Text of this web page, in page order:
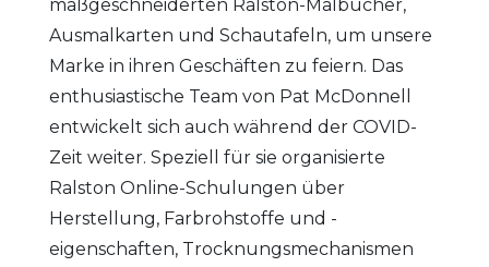
maßgeschneiderten Ralston-Malbücher,
Ausmalkarten und Schautafeln, um unsere
Marke in ihren Geschäften zu feiern. Das
enthusiastische Team von Pat McDonnell
entwickelt sich auch während der COVID-
Zeit weiter. Speziell für sie organisierte
Ralston Online-Schulungen über
Herstellung, Farbrohstoffe und -
eigenschaften, Trocknungsmechanismen